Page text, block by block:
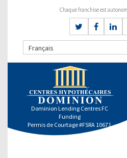
Chaque franchise est
Français
Dominion Lending Centres FC
Funding
Permis de Courtage #FSRA 10671